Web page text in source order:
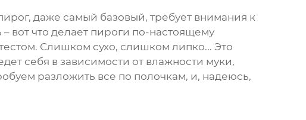
даже самый базовый, требует внимания к
вот что делает пироги по-настоящему
Слишком сухо, слишком липко... Это
себя в зависимости от влажности муки,
разложить все по полочкам, и, надеюсь,